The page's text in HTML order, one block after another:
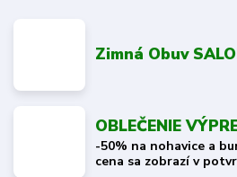
Zimná Obuv
OBLEČENIE
-50% na nohavice a
cena sa zobrazí v